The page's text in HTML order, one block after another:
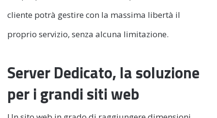
cliente potrà gestire con la massima libertà il
proprio servizio, senza alcuna limitazione.
Server Dedicato, la soluzione
per i grandi siti web